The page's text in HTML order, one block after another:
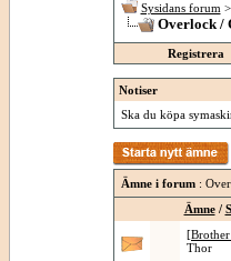
Sysidans forum >
Overlock /
Registrera
Notiser
Ska du köpa
Ämne i forum:
Ämne/
Thor